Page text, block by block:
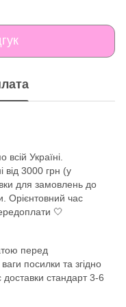
всій Україні.
від 3000 грн (у
для замовлень до
Орієнтовний час
🤍
перед
посилки та згідно
доставки стандарт 3-6